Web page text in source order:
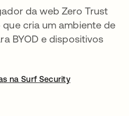
da web Zero Trust
cria um ambiente de
BYOD e dispositivos
na Surf Security